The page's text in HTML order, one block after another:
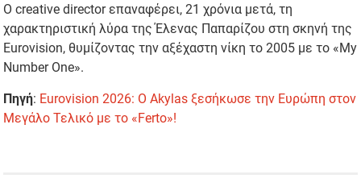
Ο creative director επαναφέρει, 21 χρόνια μετά, τη
χαρακτηριστική λύρα της Έλενας Παπαρίζου στη σκηνή της
Eurovision, θυμίζοντας την αξέχαστη νίκη το 2005 με το «My
Number One».
Πηγή: Eurovision 2026: Ο Akylas ξεσήκωσε την Ευρώπη στον
Μεγάλο Τελικό με το «Ferto»!